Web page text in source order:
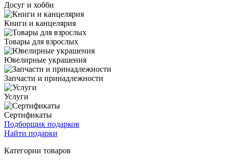
Досуг и хобби
Книги и канцелярия
Товары для взрослых
Ювелирные украшения
Запчасти и принадлежности
Услуги
Сертификаты
Подборщик подарков
Найти подарки
Категории товаров